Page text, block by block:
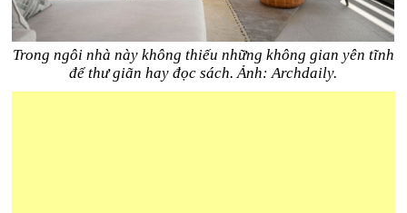
Trong ngôi nhà này không thiếu những không gian yên tĩnh
để thư giãn hay đọc sách. Ảnh: Archdaily.